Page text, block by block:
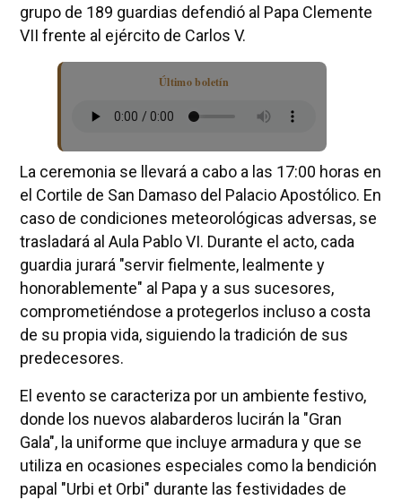
grupo de 189 guardias defendió al Papa Clemente
VII frente al ejército de Carlos V.
Último boletín
La ceremonia se llevará a cabo a las 17:00 horas en
el Cortile de San Damaso del Palacio Apostólico. En
caso de condiciones meteorológicas adversas, se
trasladará al Aula Pablo VI. Durante el acto, cada
guardia jurará "servir fielmente, lealmente y
honorablemente" al Papa y a sus sucesores,
comprometiéndose a protegerlos incluso a costa
de su propia vida, siguiendo la tradición de sus
predecesores.
El evento se caracteriza por un ambiente festivo,
donde los nuevos alabarderos lucirán la "Gran
Gala", la uniforme que incluye armadura y que se
utiliza en ocasiones especiales como la bendición
papal "Urbi et Orbi" durante las festividades de